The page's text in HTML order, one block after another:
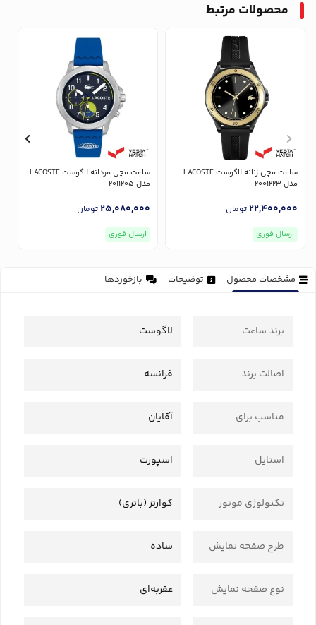
محصولات مرتبط
ساعت مچی زنانه لاگوست LACOSTE
مدل 2001223
22,400,000تومان
ارسال فوری
ساعت مچی مردانه لاگوست LACOSTE
مدل 2011205
25,080,000تومان
ارسال فوری
مشخصات محصول توضیحات بازخوردها
برند ساعت لاگوست
اصالت برند فرانسه
مناسب برای آقایان
استایل اسپورت
تکنولوژی موتور کوارتز (باتری)
طرح صفحه نمایش ساده
نوع صفحه نمایش عقربه‌ای